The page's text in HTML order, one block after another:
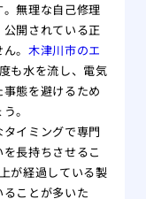
無理な自己修理
開されている正
ん。木津川市のエ
も水を流し、電気
態を避けるため
。
イミングで専門
長持ちさせるこ
が経過している製
ことが多いた